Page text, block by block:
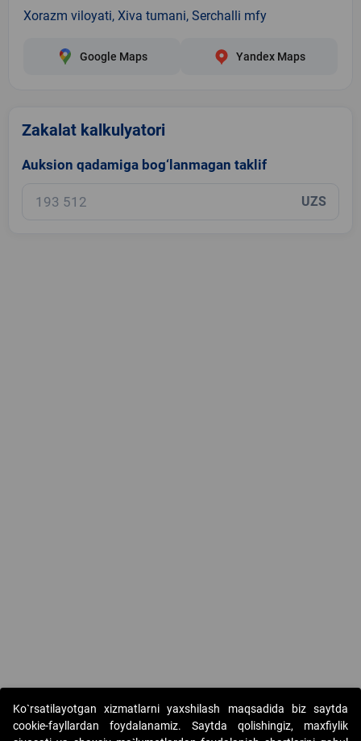
Xorazm viloyati, Xiva tumani, Serchalli mfy
Google Maps Yandex Maps
Zakalat kalkulyatori
Auksion qadamiga bog‘lanmagan taklif
UZS
Ko`rsatilayotgan xizmatlarni yaxshilash maqsadida biz saytda
cookie-fayllardan foydalanamiz. Saytda qolishingiz, maxfiylik